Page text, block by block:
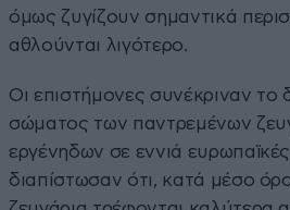
όμως ζυγίζουν σημαντικά
αθλούνται λιγότερο.
Οι επιστήμονες συνέκριναν το
σώματος των παντρεμένων
εργένηδων σε εννιά
διαπίστωσαν ότι, κατά μέσο